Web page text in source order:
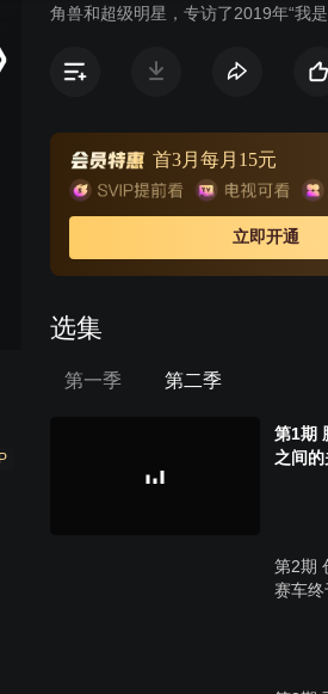
角兽和超级明星，专访了2019年“我是
住了机遇，也经受了考验，凭借卓越
首3月每月15元
立即开通
选集
第一季 第二季
第1期
之间
第2期
赛车终